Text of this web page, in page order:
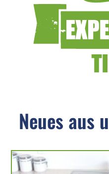
Neues aus